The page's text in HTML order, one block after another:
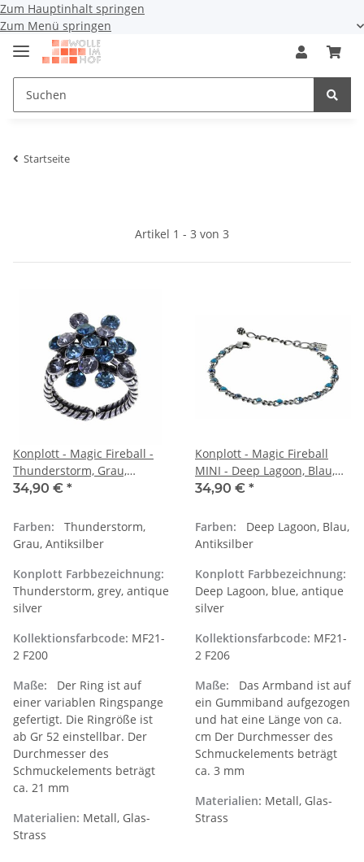
Zum Hauptinhalt springen
Zum Menü springen
Startseite
Artikel 1 - 3 von 3
Konplott - Magic Fireball -
Thunderstorm, Grau,
Antiksilber, Ring Classic Size
34,90 € *
Farben:
Thunderstorm,
Grau, Antiksilber
Konplott Farbbezeichnung:
Thunderstorm, grey, antique
silver
Kollektionsfarbcode: MF21-
2 F200
Maße:
Der Ring ist auf
einer variablen Ringspange
gefertigt. Die Ringröße ist
ab Gr 52 einstellbar. Der
Durchmesser des
Schmuckelements beträgt
ca. 21 mm
Materialien: Metall, Glas-
Strass
Konplott - Magic Fireball
MINI - Deep Lagoon, Blau,
Antiksilber, Armband MINI-
34,90 € *
Farben:
Deep Lagoon, Blau,
Antiksilber
Konplott Farbbezeichnung:
Deep Lagoon, blue, antique
silver
Kollektionsfarbcode: MF21-
2 F206
Maße:
Das Armband ist auf
ein Gummiband aufgezogen
und hat eine Länge von ca.
cm Der Durchmesser des
Schmuckelements beträgt
ca. 3 mm
Materialien: Metall, Glas-
Strass